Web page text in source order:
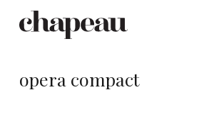
opera compact